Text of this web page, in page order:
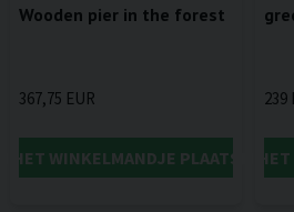
Wooden pier in the forest
367,75 EUR
HET WINKELMANDJE PLAATSEN
239
IN